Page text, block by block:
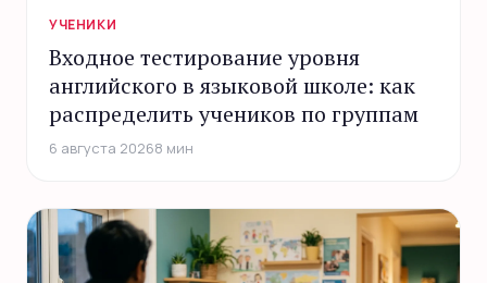
УЧЕНИКИ
Входное тестирование уровня
английского в языковой школе: как
распределить учеников по группам
6 августа 20268 мин